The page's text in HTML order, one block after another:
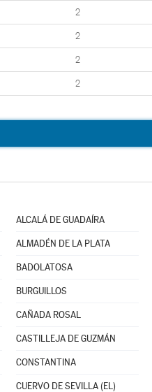
2
2
2
2
ALCALÁ DE GUADAÍRA
ALMADÉN DE LA PLATA
BADOLATOSA
BURGUILLOS
CAÑADA ROSAL
CASTILLEJA DE GUZMÁN
CONSTANTINA
CUERVO DE SEVILLA (EL)